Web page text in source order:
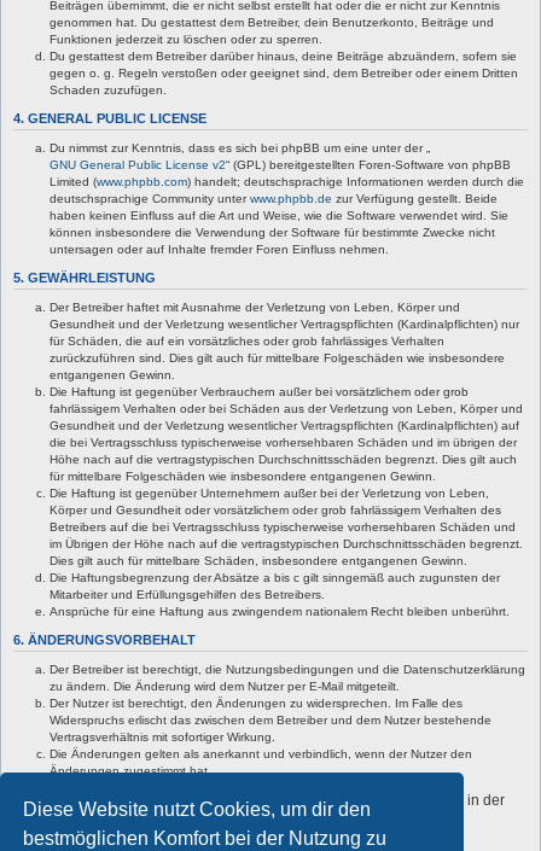
Diese Website nutzt Cookies, um dir den
bestmöglichen Komfort bei der Nutzung zu
Beiträgen übernimmt, die er nicht selbst erstellt hat oder die er nicht zur Kenntnis
genommen hat. Du gestattest dem Betreiber, dein Benutzerkonto, Beiträge und
Funktionen jederzeit zu löschen oder zu sperren.
Du gestattest dem Betreiber darüber hinaus, deine Beiträge abzuändern, sofern sie
gegen o. g. Regeln verstoßen oder geeignet sind, dem Betreiber oder einem Dritten
Schaden zuzufügen.
4. GENERAL PUBLIC LICENSE
Du nimmst zur Kenntnis, dass es sich bei phpBB um eine unter der „
GNU General Public License v2“ (GPL) bereitgestellten Foren-Software von phpBB
Limited (www.phpbb.com) handelt; deutschsprachige Informationen werden durch die
deutschsprachige Community unterwww.phpbb.de zur Verfügung gestellt. Beide
haben keinen Einfluss auf die Art und Weise, wie die Software verwendet wird. Sie
können insbesondere die Verwendung der Software für bestimmte Zwecke nicht
untersagen oder auf Inhalte fremder Foren Einfluss nehmen.
5. GEWÄHRLEISTUNG
Der Betreiber haftet mit Ausnahme der Verletzung von Leben, Körper und
Gesundheit und der Verletzung wesentlicher Vertragspflichten (Kardinalpflichten) nur
für Schäden, die auf ein vorsätzliches oder grob fahrlässiges Verhalten
zurückzuführen sind. Dies gilt auch für mittelbare Folgeschäden wie insbesondere
entgangenen Gewinn.
Die Haftung ist gegenüber Verbrauchern außer bei vorsätzlichem oder grob
fahrlässigem Verhalten oder bei Schäden aus der Verletzung von Leben, Körper und
Gesundheit und der Verletzung wesentlicher Vertragspflichten (Kardinalpflichten) auf
die bei Vertragsschluss typischerweise vorhersehbaren Schäden und im übrigen der
Höhe nach auf die vertragstypischen Durchschnittsschäden begrenzt. Dies gilt auch
für mittelbare Folgeschäden wie insbesondere entgangenen Gewinn.
Die Haftung ist gegenüber Unternehmern außer bei der Verletzung von Leben,
Körper und Gesundheit oder vorsätzlichem oder grob fahrlässigem Verhalten des
Betreibers auf die bei Vertragsschluss typischerweise vorhersehbaren Schäden und
im Übrigen der Höhe nach auf die vertragstypischen Durchschnittsschäden begrenzt.
Dies gilt auch für mittelbare Schäden, insbesondere entgangenen Gewinn.
Die Haftungsbegrenzung der Absätze a bis c gilt sinngemäß auch zugunsten der
Mitarbeiter und Erfüllungsgehilfen des Betreibers.
Ansprüche für eine Haftung aus zwingendem nationalem Recht bleiben unberührt.
6. ÄNDERUNGSVORBEHALT
Der Betreiber ist berechtigt, die Nutzungsbedingungen und die Datenschutzerklärung
zu ändern. Die Änderung wird dem Nutzer per E-Mail mitgeteilt.
Der Nutzer ist berechtigt, den Änderungen zu widersprechen. Im Falle des
Widerspruchs erlischt das zwischen dem Betreiber und dem Nutzer bestehende
Vertragsverhältnis mit sofortiger Wirkung.
Die Änderungen gelten als anerkannt und verbindlich, wenn der Nutzer den
Änderungen zugestimmt hat.
Informationen über den Umgang mit deinen persönlichen Daten sind in der
Datenschutzerklärung enthalten.